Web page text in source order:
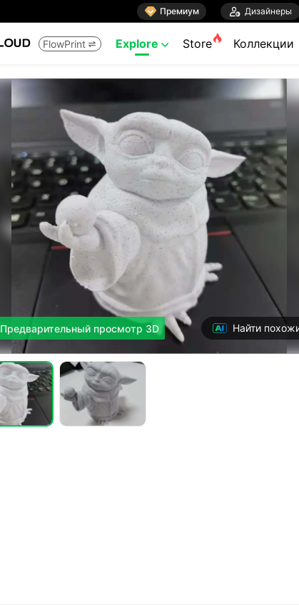
 Премиум  Дизайнеры
FlowPrint  Explore  Store Коллекции
Предварительный просмотр 3D Найти